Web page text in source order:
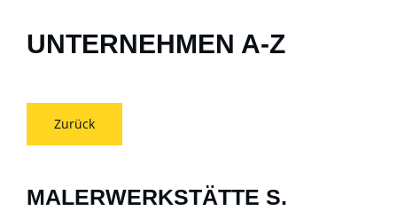
UNTERNEHMEN A-Z
Zurück
MALERWERKSTÄTTE S.